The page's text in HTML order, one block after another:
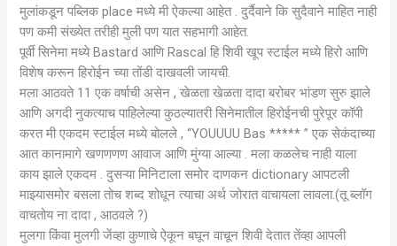
मुलांकडून पब्लिक place मध्ये मी ऐकल्या आहेत . दुर्दैवाने कि सुदैवाने माहित नाही
पण कमी संख्येत तरीही मुली पण यात सहभागी आहेत.
पूर्वी सिनेमा मध्ये Bastard आणि Rascal हि शिवी खूप स्टाईल मध्ये हिरो आणि
विशेष करून हिरोईन च्या तोंडी दाखवली जायची.
मला आठवते 11 एक वर्षाची असेन , खेळता खेळता दादा बरोबर भांडण सुरु झाले
आणि अगदी नुकत्याच पाहिलेल्या कुठल्यातरी सिनेमातील हिरोईनची पुरेपूर कॉपी
करत मी एकदम स्टाईल मध्ये बोलले , “YOUUUU Bas ***** ” एक सेकंदाच्या
आत कानामागे खणणणण आवाज आणि मुंग्या आल्या . मला कळलेच नाही याला
काय झाले एकदम . दुसऱ्या मिनिटाला समोर दाणकन dictionary आपटली
माझ्यासमोर बसला तोच शब्द शोधून त्याचा अर्थ जोरात वाचायला लावला.(तू ब्लॉग
वाचतोय ना दादा , आठवले ?)
मुलगा किंवा मुलगी जेंव्हा कुणाचे ऐकून बघून वाचून शिवी देतात तेंव्हा आपली